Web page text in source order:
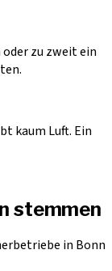
zu zweit ein
kaum Luft. Ein
stemmen
in Bonn